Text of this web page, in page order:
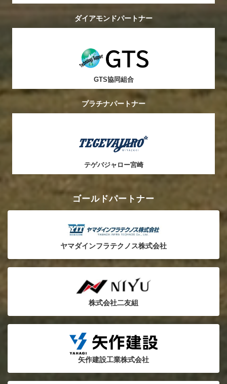
ダイアモンドパートナー
GTS協同組合
プラチナパートナー
テゲバジャロー宮崎
ゴールドパートナー
ヤマダインフラテクノス株式会社
株式会社二友組
矢作建設工業株式会社